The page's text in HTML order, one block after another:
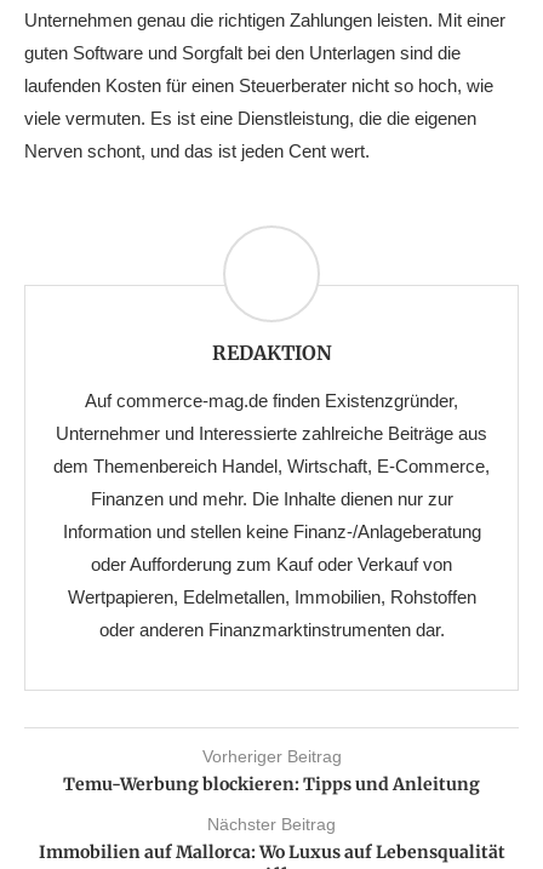
Unternehmen genau die richtigen Zahlungen leisten. Mit einer
guten Software und Sorgfalt bei den Unterlagen sind die
laufenden Kosten für einen Steuerberater nicht so hoch, wie
viele vermuten. Es ist eine Dienstleistung, die die eigenen
Nerven schont, und das ist jeden Cent wert.
REDAKTION
Auf commerce-mag.de finden Existenzgründer,
Unternehmer und Interessierte zahlreiche Beiträge aus
dem Themenbereich Handel, Wirtschaft, E-Commerce,
Finanzen und mehr. Die Inhalte dienen nur zur
Information und stellen keine Finanz-/Anlageberatung
oder Aufforderung zum Kauf oder Verkauf von
Wertpapieren, Edelmetallen, Immobilien, Rohstoffen
oder anderen Finanzmarktinstrumenten dar.
Vorheriger Beitrag
Temu-Werbung blockieren: Tipps und Anleitung
Nächster Beitrag
Immobilien auf Mallorca: Wo Luxus auf Lebensqualität